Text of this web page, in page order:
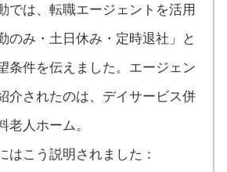
では、転職エージェントを活用
のみ・土日休み・定時退社」と
条件を伝えました。エージェン
介されたのは、デイサービス併
老人ホーム。
はこう説明されました：